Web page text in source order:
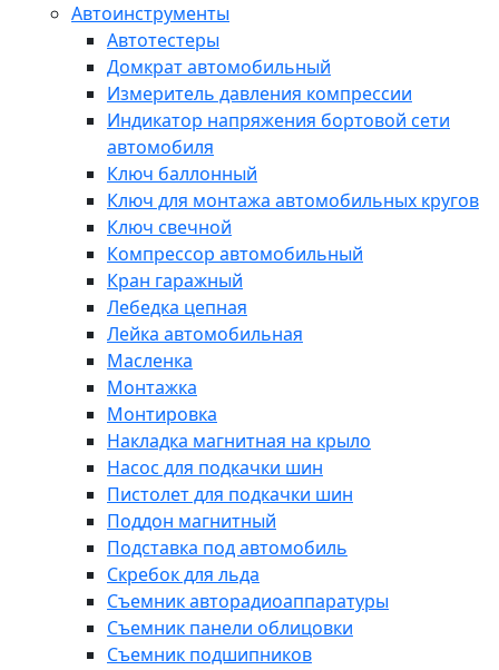
Автоинструменты
Автотестеры
Домкрат автомобильный
Измеритель давления компрессии
Индикатор напряжения бортовой сети
автомобиля
Ключ баллонный
Ключ для монтажа автомобильных кругов
Ключ свечной
Компрессор автомобильный
Кран гаражный
Лебедка цепная
Лейка автомобильная
Масленка
Монтажка
Монтировка
Накладка магнитная на крыло
Насос для подкачки шин
Пистолет для подкачки шин
Поддон магнитный
Подставка под автомобиль
Скребок для льда
Съемник авторадиоаппаратуры
Съемник панели облицовки
Съемник подшипников